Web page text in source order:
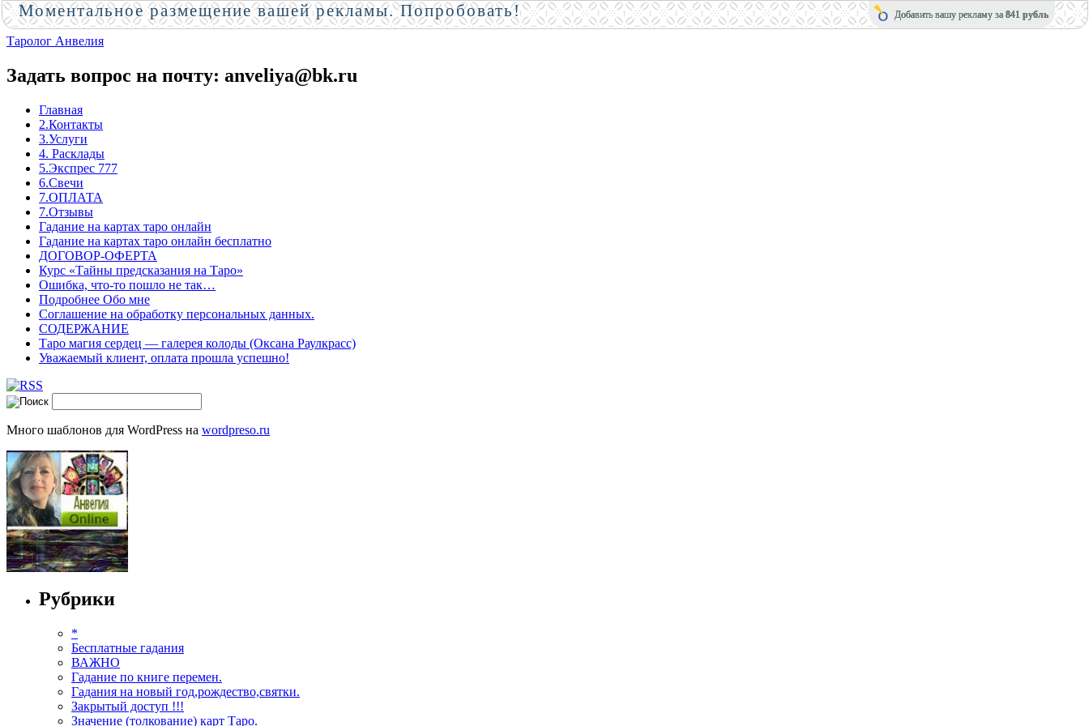
Таролог Анвелия
Задать вопрос на почту: anveliya@bk.ru
Главная
2.Контакты
3.Услуги
4. Расклады
5.Экспрес 777
6.Свечи
7.ОПЛАТА
7.Отзывы
Гадание на картах таро онлайн
Гадание на картах таро онлайн бесплатно
ДОГОВОР-ОФЕРТА
Курс «Тайны предсказания на Таро»
Ошибка, что-то пошло не так…
Подробнее Обо мне
Соглашение на обработку персональных данных.
СОДЕРЖАНИЕ
Таро магия сердец — галерея колоды (Оксана Раулкрасс)
Уважаемый клиент, оплата прошла успешно!
Много шаблонов для WordPress на wordpreso.ru
Рубрики
*
Бесплатные гадания
ВАЖНО
Гадание по книге перемен.
Гадания на новый год,рождество,святки.
Закрытый доступ !!!
Значение (толкование) карт Таро.
Моментальное размещение вашей рекламы. Попробовать! Добавить вашу рекламу за 841 рубль